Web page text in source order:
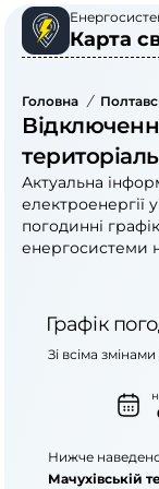
Карта
Головна /
Актуальна
електроенергії
погодинні
енергосистеми
Графік
Зі всіма
Нижче
Мачухівській